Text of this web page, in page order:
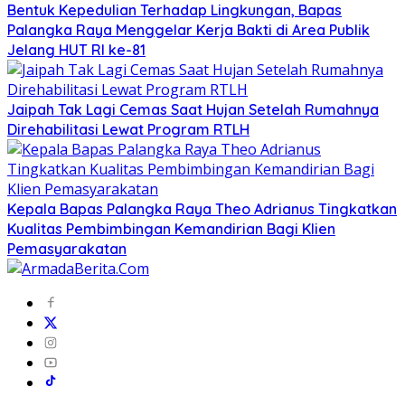
Bentuk Kepedulian Terhadap Lingkungan, Bapas
Palangka Raya Menggelar Kerja Bakti di Area Publik
Jelang HUT RI ke-81
Jaipah Tak Lagi Cemas Saat Hujan Setelah Rumahnya
Direhabilitasi Lewat Program RTLH
Kepala Bapas Palangka Raya Theo Adrianus Tingkatkan
Kualitas Pembimbingan Kemandirian Bagi Klien
Pemasyarakatan